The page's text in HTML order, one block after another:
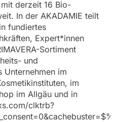
derzeit 16 Bio-
In der AKADAMIE teilt
fundiertes
Expert*innen
Sortiment
und
im
im
im Allgäu und in
clktrb?